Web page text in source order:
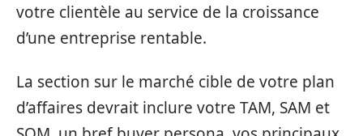
votre clientèle au service de la croissance
d’une entreprise rentable.
La section sur le marché cible de votre plan
d’affaires devrait inclure votre TAM, SAM et